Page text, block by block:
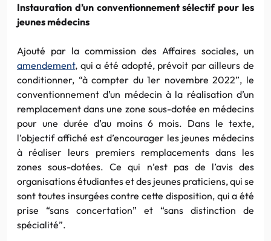
Instauration d’un conventionnement sélectif pour les
jeunes médecins
Ajouté par la commission des Affaires sociales, un
amendement, qui a été adopté, prévoit par ailleurs de
conditionner, “à compter du 1er novembre 2022”, le
conventionnement d’un médecin à la réalisation d’un
remplacement dans une zone sous-dotée en médecins
pour une durée d’au moins 6 mois. Dans le texte,
l’objectif affiché est d’encourager les jeunes médecins
à réaliser leurs premiers remplacements dans les
zones sous-dotées. Ce qui n’est pas de l’avis des
organisations étudiantes et des jeunes praticiens, qui se
sont toutes insurgées contre cette disposition, qui a été
prise “sans concertation” et “sans distinction de
spécialité”.